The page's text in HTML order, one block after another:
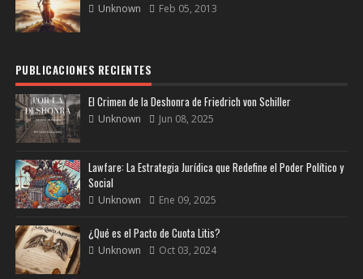
Unknown Feb 05, 2013
PUBLICACIONES RECIENTES
El Crimen de la Deshonra de Friedrich von Schiller
Unknown Jun 08, 2025
Lawfare: La Estrategia Jurídica que Redefine el Poder Político y
Social
Unknown Ene 09, 2025
¿Qué es el Pacto de Cuota Litis?
Unknown Oct 03, 2024